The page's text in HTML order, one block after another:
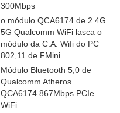
300Mbps
o módulo QCA6174 de 2.4G
5G Qualcomm WiFi lasca o
módulo da C.A. Wifi do PC
802,11 de FMini
Módulo Bluetooth 5,0 de
Qualcomm Atheros
QCA6174 867Mbps PCIe
WiFi